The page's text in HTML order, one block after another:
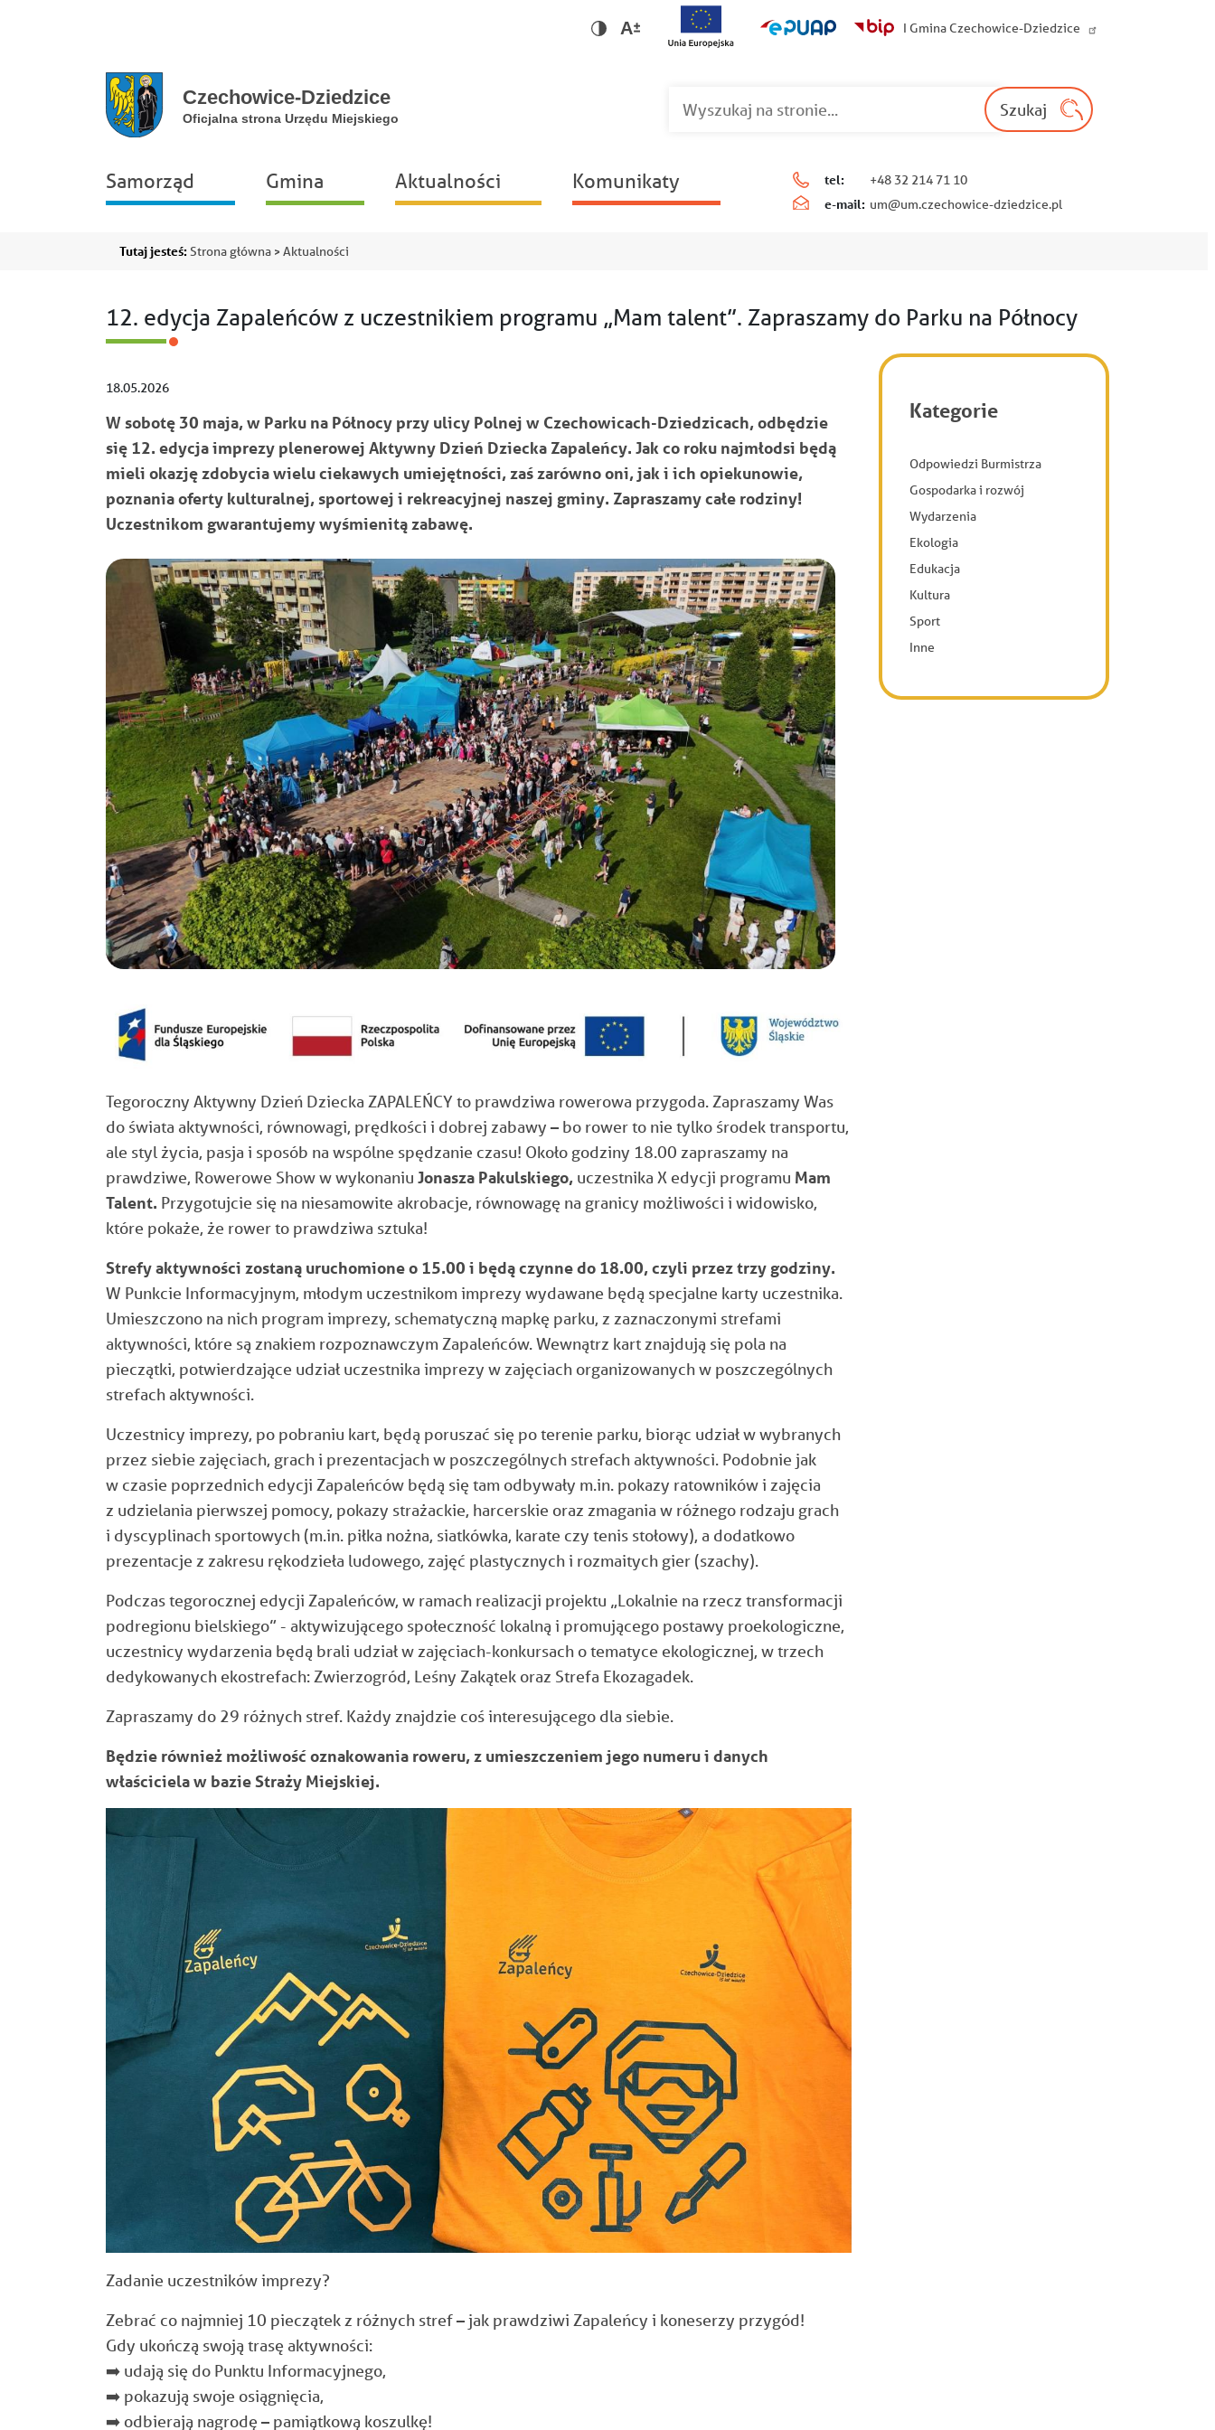
Wersja kontrastowa
Wersja dla niedowidzących I Gmina Czechowice-Dziedzice
Szukaj
Główna
nawigacja
Samorząd Gmina Aktualności Komunikaty tel: +48 32 214 71 10
e-mail: um@um.czechowice-dziedzice.pl
Ścieżka
Tutaj jesteś: Strona główna Aktualności
12. edycja Zapaleńców z uczestnikiem programu „Mam talent”. Zapraszamy do Parku na Północy
18.05.2026
W sobotę 30 maja, w Parku na Północy przy ulicy Polnej w Czechowicach-Dziedzicach, odbędzie
się 12. edycja imprezy plenerowej Aktywny Dzień Dziecka Zapaleńcy. Jak co roku najmłodsi będą
mieli okazję zdobycia wielu ciekawych umiejętności, zaś zarówno oni, jak i ich opiekunowie,
poznania oferty kulturalnej, sportowej i rekreacyjnej naszej gminy. Zapraszamy całe rodziny!
Uczestnikom gwarantujemy wyśmienitą zabawę.
Tegoroczny Aktywny Dzień Dziecka ZAPALEŃCY to prawdziwa rowerowa przygoda. Zapraszamy Was
do świata aktywności, równowagi, prędkości i dobrej zabawy – bo rower to nie tylko środek transportu,
ale styl życia, pasja i sposób na wspólne spędzanie czasu! Około godziny 18.00 zapraszamy na
prawdziwe, Rowerowe Showw wykonaniu Jonasza Pakulskiego, uczestnika X edycji programu Mam
Talent. Przygotujcie się na niesamowite akrobacje, równowagę na granicy możliwości i widowisko,
które pokaże, że rower to prawdziwa sztuka!
Strefy aktywności zostaną uruchomione o 15.00 i będą czynne do 18.00, czyli przez trzy godziny.
W Punkcie Informacyjnym, młodym uczestnikom imprezy wydawane będą specjalne karty uczestnika.
Umieszczono na nich program imprezy, schematyczną mapkę parku, z zaznaczonymi strefami
aktywności, które są znakiem rozpoznawczym Zapaleńców. Wewnątrz kart znajdują się pola na
pieczątki, potwierdzające udział uczestnika imprezy w zajęciach organizowanych w poszczególnych
strefach aktywności.
Uczestnicy imprezy, po pobraniu kart, będą poruszać się po terenie parku, biorąc udziałw wybranych
przez siebie zajęciach, grach i prezentacjach w poszczególnych strefach aktywności. Podobnie jak
w czasie poprzednich edycji Zapaleńców będą się tam odbywały m.in. pokazy ratowników i zajęcia
z udzielania pierwszej pomocy, pokazy strażackie, harcerskie oraz zmagania w różnego rodzaju grach
i dyscyplinach sportowych (m.in. piłka nożna, siatkówka, karate czy tenis stołowy), a dodatkowo
prezentacje z zakresu rękodzieła ludowego, zajęć plastycznych i rozmaitych gier (szachy).
Podczas tegorocznej edycji Zapaleńców, w ramach realizacji projektu „Lokalnie na rzecz transformacji
podregionu bielskiego” - aktywizującego społeczność lokalną i promującego postawy proekologiczne,
uczestnicy wydarzenia będą brali udział w zajęciach-konkursach o tematyce ekologicznej, w trzech
dedykowanych ekostrefach: Zwierzogród, Leśny Zakątek oraz Strefa Ekozagadek.
Zapraszamy do 29 różnych stref. Każdy znajdzie coś interesującego dla siebie.
Będzie również możliwość oznakowania roweru, z umieszczeniem jego numeru i danych
właściciela w bazie Straży Miejskiej.
Zadanie uczestników imprezy?
Zebrać co najmniej 10 pieczątek z różnych stref – jak prawdziwi Zapaleńcy i koneserzy przygód!
Gdy ukończą swoją trasę aktywności:
➡️ udają się do Punktu Informacyjnego,
➡️ pokazują swoje osiągnięcia,
➡️ odbierają nagrodę – pamiątkową koszulkę!
Kategorie
Odpowiedzi Burmistrza
Gospodarka i rozwój
Wydarzenia
Ekologia
Edukacja
Kultura
Sport
Inne